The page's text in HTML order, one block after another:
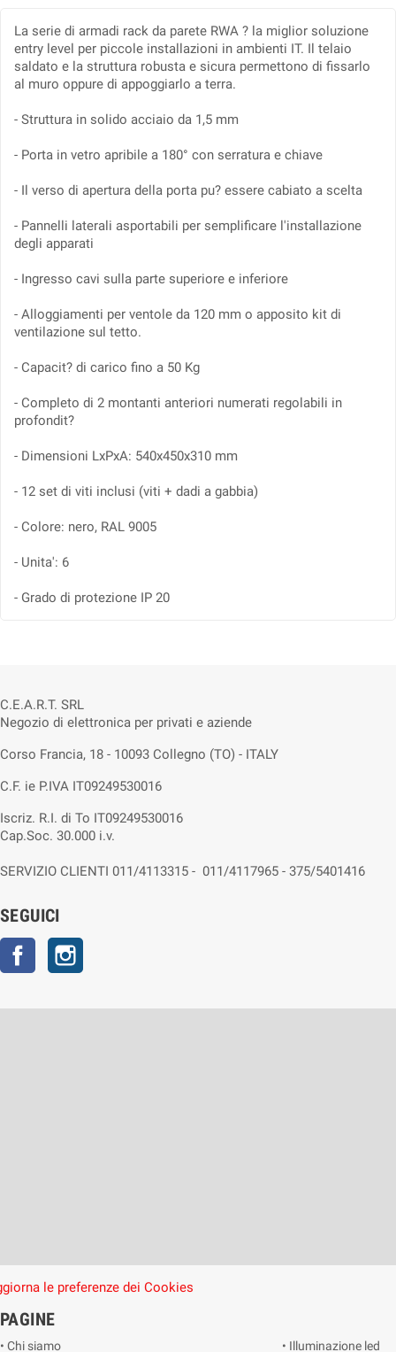
La serie di armadi rack da parete RWA ? la miglior soluzione
entry level per piccole installazioni in ambienti IT. Il telaio
saldato e la struttura robusta e sicura permettono di fissarlo
al muro oppure di appoggiarlo a terra.
- Struttura in solido acciaio da 1,5 mm
- Porta in vetro apribile a 180° con serratura e chiave
- Il verso di apertura della porta pu? essere cabiato a scelta
- Pannelli laterali asportabili per semplificare l'installazione
degli apparati
- Ingresso cavi sulla parte superiore e inferiore
- Alloggiamenti per ventole da 120 mm o apposito kit di
ventilazione sul tetto.
- Capacit? di carico fino a 50 Kg
- Completo di 2 montanti anteriori numerati regolabili in
profondit?
- Dimensioni LxPxA: 540x450x310 mm
- 12 set di viti inclusi (viti + dadi a gabbia)
- Colore: nero, RAL 9005
- Unita': 6
- Grado di protezione IP 20
C.E.A.R.T. SRL
Negozio di elettronica per privati e aziende
Corso Francia, 18 - 10093 Collegno (TO) - ITALY
C.F. ie P.IVA IT09249530016
Iscriz. R.I. di To IT09249530016
Cap.Soc. 30.000 i.v.
SERVIZIO CLIENTI 011/4113315 - 011/4117965 - 375/5401416
SEGUICI
Facebook
le preferenze dei Cookies
PAGINE
• Chi siamo • Illuminazione led